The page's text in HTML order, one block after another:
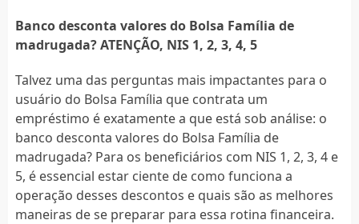
Banco desconta valores do Bolsa Família de
madrugada? ATENÇÃO, NIS 1, 2, 3, 4, 5
Talvez uma das perguntas mais impactantes para o
usuário do Bolsa Família que contrata um
empréstimo é exatamente a que está sob análise: o
banco desconta valores do Bolsa Família de
madrugada? Para os beneficiários com NIS 1, 2, 3, 4 e
5, é essencial estar ciente de como funciona a
operação desses descontos e quais são as melhores
maneiras de se preparar para essa rotina financeira.